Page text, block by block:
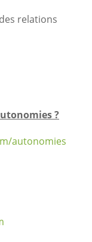
relations
?
autonomies